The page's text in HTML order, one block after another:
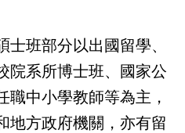
士班部分以出國留學、
院系所博士班、國家公
職中小學教師等為主，
地方政府機關，亦有留